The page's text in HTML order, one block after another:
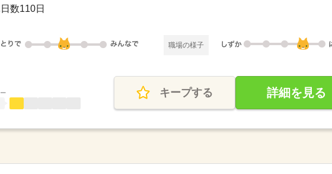
数110日
職場の様子
キープする 詳細を見る